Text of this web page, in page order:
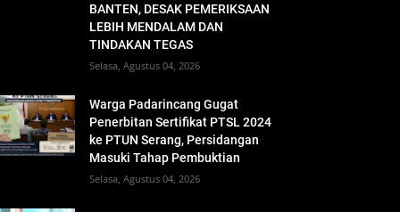
BANTEN, DESAK PEMERIKSAAN
LEBIH MENDALAM DAN
TINDAKAN TEGAS
Selasa, Agustus 04, 2026
Warga Padarincang Gugat
Penerbitan Sertifikat PTSL 2024
ke PTUN Serang, Persidangan
Masuki Tahap Pembuktian
Selasa, Agustus 04, 2026